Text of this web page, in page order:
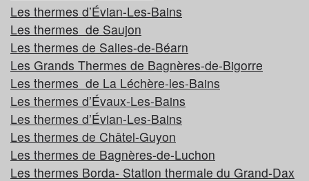
Les thermes d’Évian-Les-Bains
Les thermes de Saujon
Les thermes de Salies-de-Béarn
Les Grands Thermes de Bagnères-de-Bigorre
Les thermes de La Léchère-les-Bains
Les thermes d’Évaux-Les-Bains
Les thermes d’Évian-Les-Bains
Les thermes de Châtel-Guyon
Les thermes de Bagnères-de-Luchon
Les thermes Borda- Station thermale du Grand-Dax